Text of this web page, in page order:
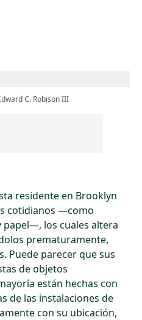
C. Robison III
residente en Brooklyn
cotidianos —como
los cuales altera
prematuramente,
Puede parecer que sus
de objetos
están hechas con
de las instalaciones de
con su ubicación,